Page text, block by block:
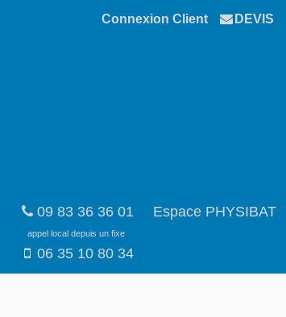
Connexion Client DEVIS
09 83 36 36 01
appel local depuis un fixe
06 35 10 80 34
Espace PHYSIBAT